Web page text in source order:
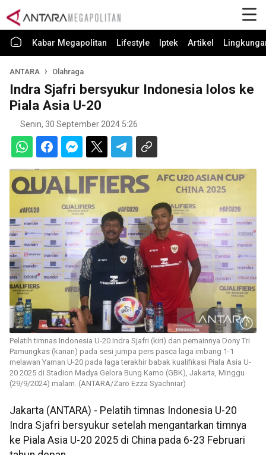
Kabar Megapolitan Lifestyle Iptek Artikel
ANTARA Olahraga
Indra Sjafri bersyukur Indonesia lolos ke
Piala Asia U-20
Senin, 30 September 2024 5:26
Pelatih timnas Indonesia U-20 Indra Sjafri (kiri) dan pemainnya Dony Tri
Pamungkas (kanan) pada sesi jumpa pers pasca laga imbang 1-1
melawan Yaman U-20 pada laga terakhir babak kualifikasi Piala Asia U-
20 2025 di Stadion Madya Gelora Bung Karno (GBK), Jakarta, Minggu
(29/9/2024) malam. (ANTARA/Zaro Ezza Syachniar)
Jakarta (ANTARA) - Pelatih timnas Indonesia U-20
Indra Sjafri bersyukur setelah mengantarkan timnya
ke Piala Asia U-20 2025 di China pada 6-23 Februari